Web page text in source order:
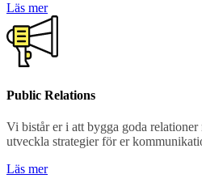
Läs mer
Public Relations
Vi bistår er i att bygga goda
utveckla strategier för er
Läs mer